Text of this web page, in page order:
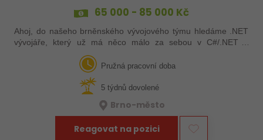
65 000 - 85 000 Kč
Ahoj, do našeho brněnského vývojového týmu hledáme .NET
vývojáře, který už má něco málo za sebou v C#/.NET a
zároveň se neztratí ve webových technologiích. Hledáme
někoho, koho baví navrhovat…Pružná pracovní doba
5 týdnů dovolené
Brno-město
Reagovat na pozici